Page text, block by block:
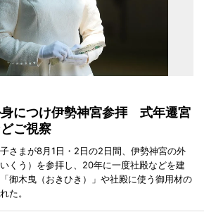
につけ伊勢神宮参拝 式年遷宮
ご視察
さまが8月1日・2日の2日間、伊勢神宮の外
くう）を参拝し、20年に一度社殿などを建
御木曳（おきひき）」や社殿に使う御用材の
た。